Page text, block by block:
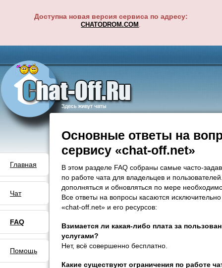
Доступна новая версия сервиса по адресу:
CHATODROM.COM
Главная
Чат
FAQ
Помощь
Основные ответы на
сервису «chat-off.net»
В этом разделе FAQ собраны самые часто-
по работе чата для владельцев и
дополняться и обновляться по мере
Все ответы на вопросы касаются
«chat-off.net» и его ресурсов:
Взимается ли какая-либо плата за
услугами?
Нет, всё совершенно бесплатно.
Какие существуют ограничения по работе